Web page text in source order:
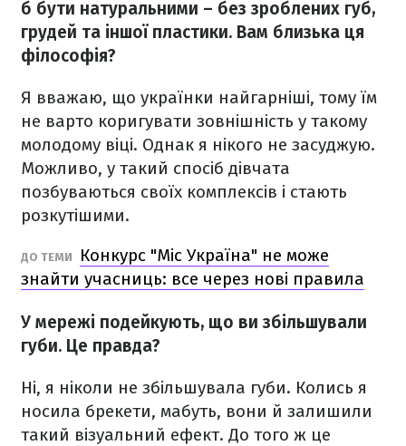
б бути натуральними – без зроблених губ,
грудей та іншої пластики. Вам близька ця
філософія?
Я вважаю, що українки найгарніші, тому їм
не варто коригувати зовнішність у такому
молодому віці. Однак я нікого не засуджую.
Можливо, у такий спосіб дівчата
позбуваються своїх комплексів і стають
розкутішими.
ДО ТЕМИ
Конкурс "Міс Україна" не може
знайти учасниць: все через нові правила
У мережі подейкують, що ви збільшували
губи. Це правда?
Ні, я ніколи не збільшувала губи. Колись я
носила брекети, мабуть, вони й залишили
такий візуальний ефект. До того ж це